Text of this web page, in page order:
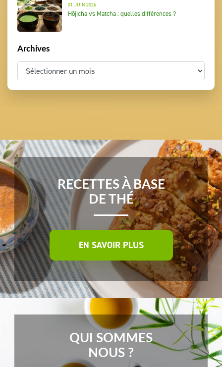
01 JUIN 2026
Hōjicha vs Matcha : quelles différences ?
Archives
RECETTES À BASE
DE THÉ
EN SAVOIR PLUS
QUI SOMMES
NOUS ?